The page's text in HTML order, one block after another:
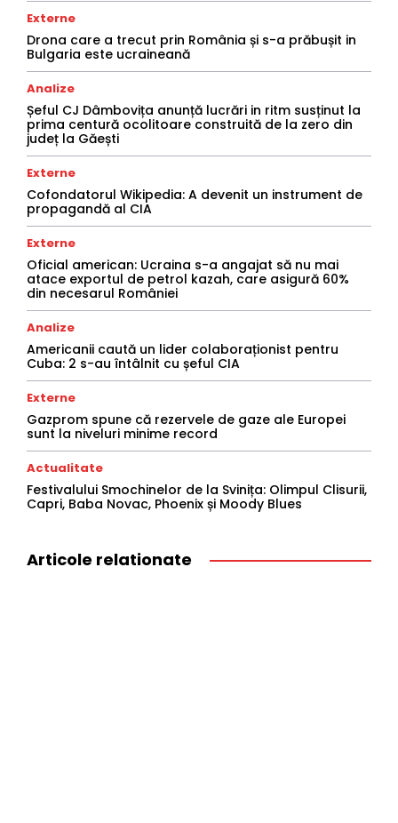
Externe
Drona care a trecut prin România și s-a prăbușit in
Bulgaria este ucraineană
Analize
Șeful CJ Dâmbovița anunță lucrări in ritm susținut la
prima centură ocolitoare construită de la zero din
județ la Găești
Externe
Cofondatorul Wikipedia: A devenit un instrument de
propagandă al CIA
Externe
Oficial american: Ucraina s-a angajat să nu mai
atace exportul de petrol kazah, care asigură 60%
din necesarul României
Analize
Americanii caută un lider colaboraționist pentru
Cuba: 2 s-au întâlnit cu șeful CIA
Externe
Gazprom spune că rezervele de gaze ale Europei
sunt la niveluri minime record
Actualitate
Festivalului Smochinelor de la Svinița: Olimpul Clisurii,
Capri, Baba Novac, Phoenix și Moody Blues
Articole relationate